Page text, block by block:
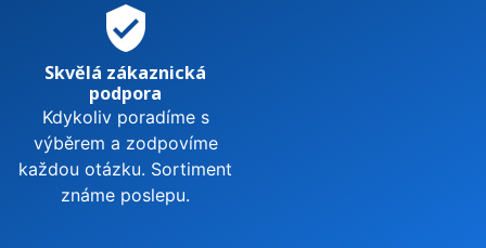
verified_user
Skvělá zákaznická
podpora
Kdykoliv poradíme s
výběrem a zodpovíme
každou otázku. Sortiment
známe poslepu.